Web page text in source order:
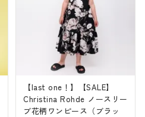
【last one！】【SALE】
Christina Rohde ノースリー
ブ花柄ワンピース（ブラッ